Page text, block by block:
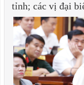
tỉnh; các vị đại